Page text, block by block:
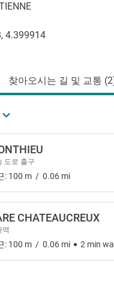
4.399914
찾아오시는 길 및 교통
도로 출구
: 100 m / 0.06 mi
CHATEAUCREUX
역
: 100 m / 0.06 mi 2 min